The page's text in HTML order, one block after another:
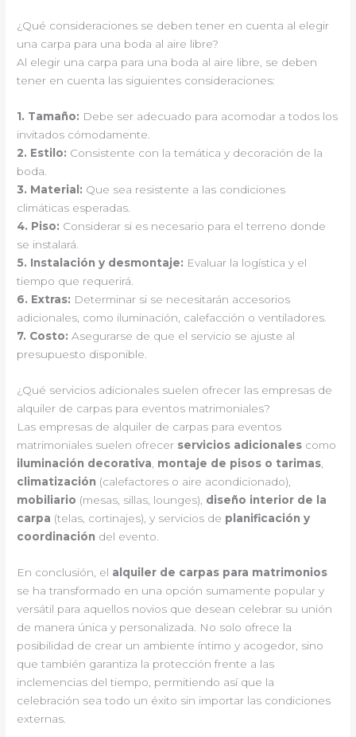
¿Qué consideraciones se deben tener en cuenta al elegir
una carpa para una boda al aire libre?
Al elegir una carpa para una boda al aire libre, se deben
tener en cuenta las siguientes consideraciones:
1. Tamaño: Debe ser adecuado para acomodar a todos los
invitados cómodamente.
2. Estilo: Consistente con la temática y decoración de la
boda.
3. Material : Que sea resistente a las condiciones
climáticas esperadas.
4. Piso: Considerar si es necesario para el terreno donde
se instalará.
5. Instalación y desmontaje: Evaluar la logística y el
tiempo que requerirá.
6. Extras: Determinar si se necesitarán accesorios
adicionales, como iluminación, calefacción o ventiladores.
7. Costo: Asegurarse de que el servicio se ajuste al
presupuesto disponible.
¿Qué servicios adicionales suelen ofrecer las empresas de
alquiler de carpas para eventos matrimoniales?
Las empresas de alquiler de carpas para eventos
matrimoniales suelen ofrecer servicios adicionales como
iluminación decorativa montaje de pisos o tarimas
climatización (calefactores o aire acondicionado),
mobiliario (mesas, sillas, lounges), diseño interior de la
carpa (telas, cortinajes), y servicios de planificación y
coordinación del evento.
En conclusión, el alquiler de carpas para matrimonios
se ha transformado en una opción sumamente popular y
versátil para aquellos novios que desean celebrar su unión
de manera única y personalizada. No solo ofrece la
posibilidad de crear un ambiente íntimo y acogedor, sino
que también garantiza la protección frente a las
inclemencias del tiempo, permitiendo así que la
celebración sea todo un éxito sin importar las condiciones
externas.